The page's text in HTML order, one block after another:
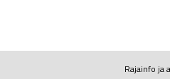
Rajainfo ja